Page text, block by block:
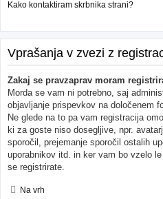
Kako kontaktiram skrbnika strani?
Vprašanja v zvezi z
Zakaj se pravzaprav moram
Morda se vam ni potrebno, saj
objavljanje prispevkov na določenem
Ne glede na to pa vam registracija
ki za goste niso dosegljive, npr.
sporočil, prejemanje sporočil ostalih
uporabnikov itd. in ker vam bo vzelo
se registrirate.
Na vrh